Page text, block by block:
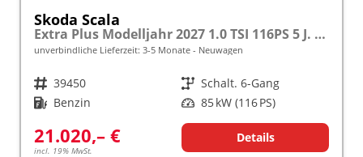
Skoda Scala
Extra Plus Modelljahr 2027 1.0 TSI 116PS 5 J. Garantie, Kamera, Winterpaket, Climatronic, Tempomat, SunSet, Wireless Smartlink
unverbindliche Lieferzeit: 3-5 Monate Neuwagen
Fahrzeugnr. 39450 Getriebe Schalt. 6-Gang
Kraftstoff Benzin Leistung 85 kW (116 PS)
21.020,– €
incl. 19% MwSt.
Details